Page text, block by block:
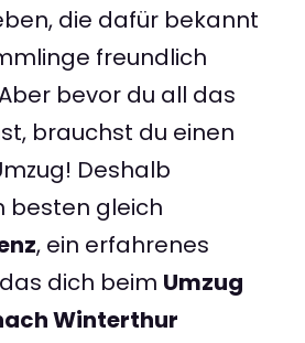
die dafür bekannt
freundlich
bevor du all das
brauchst du einen
Deshalb
besten gleich
, ein erfahrenes
dich beim Umzug
Winterthur